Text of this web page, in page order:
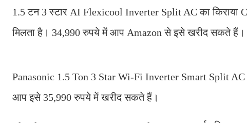
1.5 टन 3 स्टार AI Flexicool Inverter Split AC का
मिलता है। 34,990 रुपये में आप Amazon से इसे खरीद सकते हैं।
Panasonic 1.5 Ton 3 Star Wi-Fi Inverter Smart Split
आप इसे 35,990 रुपये में खरीद सकते हैं।